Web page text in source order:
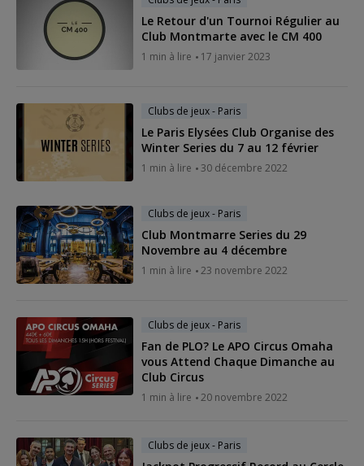
Le Retour d'un Tournoi Régulier au
Club Montmarte avec le CM 400
1 min à lire 17 janvier 2023
Clubs de jeux - Paris
Le Paris Elysées Club Organise des
Winter Series du 7 au 12 février
1 min à lire 30 décembre 2022
Clubs de jeux - Paris
Club Montmarre Series du 29
Novembre au 4 décembre
1 min à lire 23 novembre 2022
Clubs de jeux - Paris
Fan de PLO? Le APO Circus Omaha
vous Attend Chaque Dimanche au
Club Circus
1 min à lire 20 novembre 2022
Clubs de jeux - Paris